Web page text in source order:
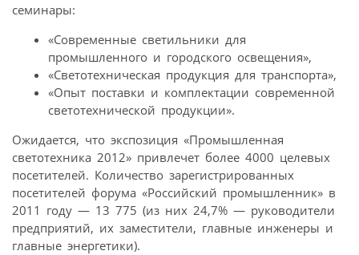
семинары:
«Современные светильники для
промышленного и городского освещения»,
«Светотехническая продукция для транспорта»,
«Опыт поставки и комплектации современной
светотехнической продукции».
Ожидается, что экспозиция «Промышленная
светотехника 2012» привлечет более 4000 целевых
посетителей. Количество зарегистрированных
посетителей форума «Российский промышленник» в
2011 году — 13 775 (из них 24,7% — руководители
предприятий, их заместители, главные инженеры и
главные энергетики).